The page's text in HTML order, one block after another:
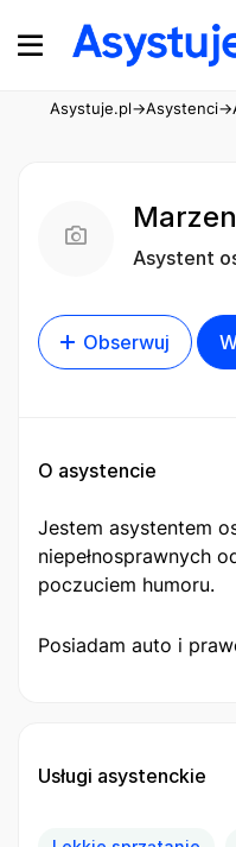
Asystuje.pl→Asystenci→
Asystent
Obserwuj
O asystencie
Jestem asystentem
niepełnosprawnych
poczuciem humoru.
Posiadam auto i
Usługi asystenckie